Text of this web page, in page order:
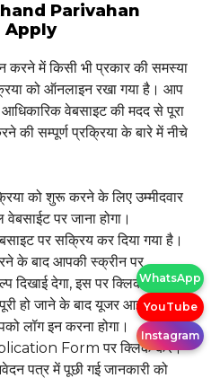
Parivahan
Apply
करने में किसी भी प्रकार की समस्या
को ऑनलाइन रखा गया है। आप
वेबसाइट की मदद से पूरा
सम्पूर्ण प्रक्रिया के बारे में नीचे
को शुरू करने के लिए उम्मीदवार
पर जाना होगा।
पर सक्रिय कर दिया गया है।
के बाद आपकी स्क्रीन पर
दिखाई देगा, इस पर क्लिक करें।
हो जाने के बाद यूजर आइडी और
लॉग इन करना होगा।
Form पर क्लिक करें।
पत्र में पूछी गई जानकारी को
WhatsApp
YouTube
Instagram